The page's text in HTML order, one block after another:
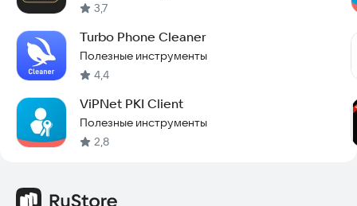
3,7
Turbo Phone Cleaner
Полезные инструменты
4,4
ViPNet PKI Client
Полезные инструменты
2,8